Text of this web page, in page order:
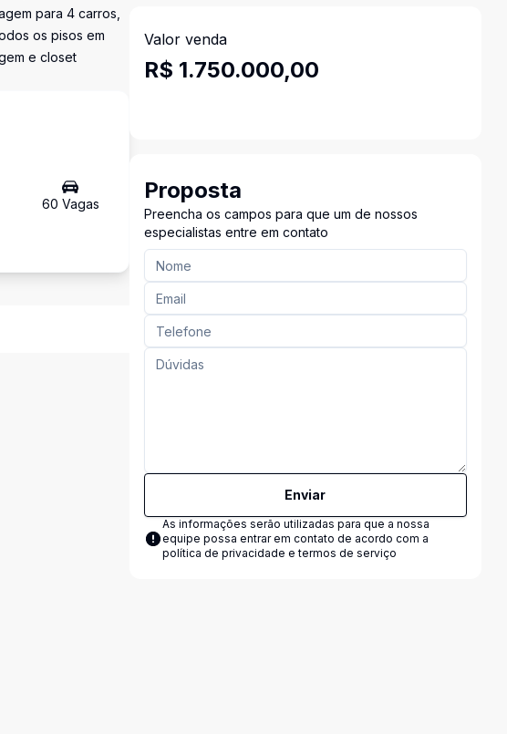
para 4 carros,
os pisos em
e closet
60 Vagas
Valor venda
R$ 1.750.000,00
Proposta
Preencha os campos para que um de nossos
especialistas entre em contato
Enviar
As informações serão utilizadas para que a nossa
equipe possa entrar em contato de acordo com a
política de privacidade e termos de serviço